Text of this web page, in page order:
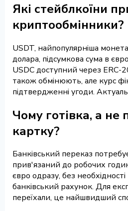
Які стейблкоїни
криптообмінники?
USDT, найпопулярніша
долара, підсумкова сума в
USDC доступний через ERC-
також обмінюють, але курс
підтвердженні угоди.
Чому готівка, а не
картку?
Банківський переказ
прив'язаний до робочих
євро одразу, без
банківський рахунок. Для
переїхали, це найшвидший